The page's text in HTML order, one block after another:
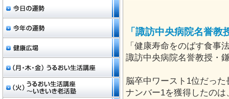
「諏訪中央病院名誉教
「健康寿命をのばす食事
諏訪中央病院名誉教授・
脳卒中ワースト1位だっ
ナンバー1を獲得したの